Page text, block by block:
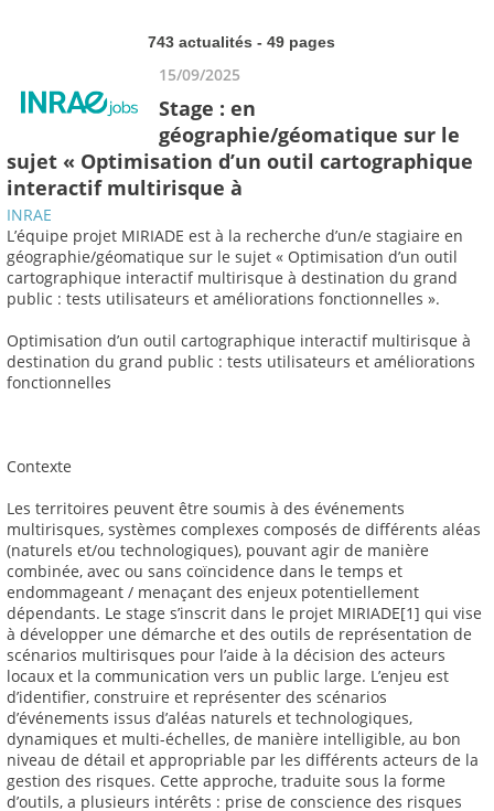
743 actualités - 49 pages
15/09/2025
Stage : en
géographie/géomatique sur le
sujet « Optimisation d’un outil cartographique
interactif multirisque à
INRAE
L’équipe projet MIRIADE est à la recherche d’un/e stagiaire en
géographie/géomatique sur le sujet « Optimisation d’un outil
cartographique interactif multirisque à destination du grand
public : tests utilisateurs et améliorations fonctionnelles ».
Optimisation d’un outil cartographique interactif multirisque à
destination du grand public : tests utilisateurs et améliorations
fonctionnelles
Contexte
Les territoires peuvent être soumis à des événements
multirisques, systèmes complexes composés de différents aléas
(naturels et/ou technologiques), pouvant agir de manière
combinée, avec ou sans coïncidence dans le temps et
endommageant / menaçant des enjeux potentiellement
dépendants. Le stage s’inscrit dans le projet MIRIADE[1] qui vise
à développer une démarche et des outils de représentation de
scénarios multirisques pour l’aide à la décision des acteurs
locaux et la communication vers un public large. L’enjeu est
d’identifier, construire et représenter des scénarios
d’événements issus d’aléas naturels et technologiques,
dynamiques et multi-échelles, de manière intelligible, au bon
niveau de détail et appropriable par les différents acteurs de la
gestion des risques. Cette approche, traduite sous la forme
d’outils, a plusieurs intérêts : prise de conscience des risques